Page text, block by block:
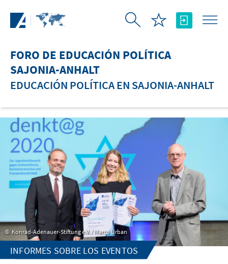
FORO DE EDUCACIÓN POLÍTICA
SAJONIA-ANHALT
EDUCACIÓN POLÍTICA EN SAJONIA-ANHALT
Konrad-Adenauer-Stiftung e.V. / Marco Urban
INFORMES SOBRE LOS EVENTOS